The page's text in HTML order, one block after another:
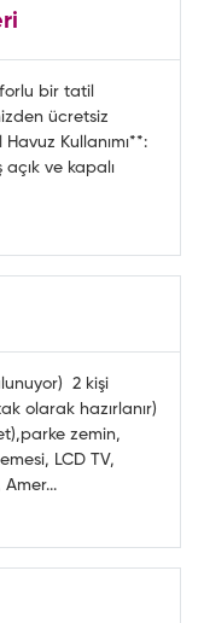
bir tatil
ücretsiz
Kullanımı**:
ve kapalı
2 kişi
olarak hazırlanır)
zemin,
LCD TV,